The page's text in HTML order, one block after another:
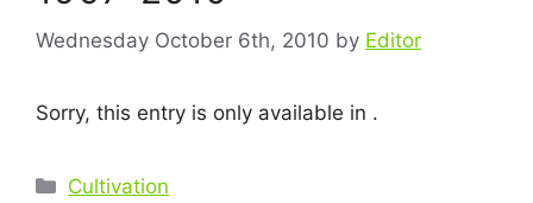
Wednesday October 6th, 2010 by Editor
Sorry, this entry is only available in .
Categories
Cultivation